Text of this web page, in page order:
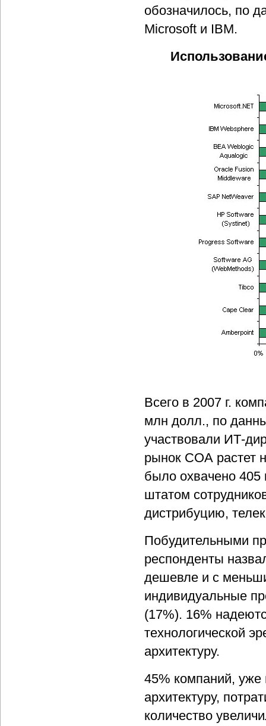
обозначилось, по
Microsoft и IBM.
Всего в 2007 г.
млн долл., по
участвовали ИТ-
рынок СОА растет
было охвачено 405
штатом
дистрибуцию,
Побудительными
респонденты
дешевле и с
индивидуальные
(17%). 16%
технологической
архитектуру.
45% компаний, уже
архитектуру,
количество